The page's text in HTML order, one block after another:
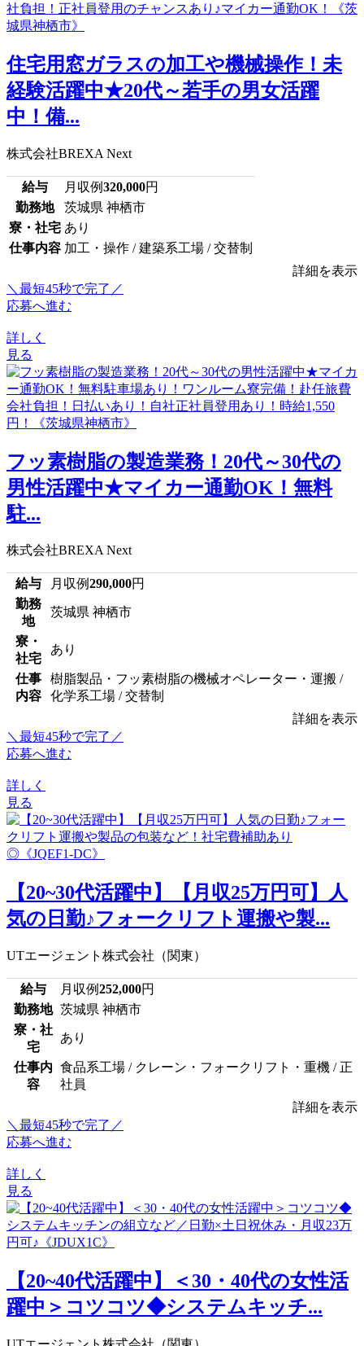
住宅用窓ガラスの加工や機械操作！未
経験活躍中★20代～若手の男女活躍
中！備...
株式会社BREXA Next
給与 月収例320,000円
勤務地
茨城県 神栖市
寮・社宅 あり
仕事内容 加工・操作 / 建築系工場 / 交替制
詳細を表示
＼最短45秒で完了／
応募へ進む
詳しく
見る
フッ素樹脂の製造業務！20代～30代の
男性活躍中★マイカー通勤OK！無料
駐...
株式会社BREXA Next
給与 月収例290,000円
勤務
地
茨城県 神栖市
寮・
社宅
あり
仕事
内容
樹脂製品・フッ素樹脂の機械オペレーター・運搬 /
化学系工場 / 交替制
詳細を表示
＼最短45秒で完了／
応募へ進む
詳しく
見る
【20~30代活躍中】【月収25万円可】人
気の日勤♪フォークリフト運搬や製...
UTエージェント株式会社（関東）
給与 月収例252,000円
勤務地 茨城県 神栖市
寮・社
宅
あり
仕事内
容
食品系工場 / クレーン・フォークリフト・重機 / 正
社員
詳細を表示
＼最短45秒で完了／
応募へ進む
詳しく
見る
【20~40代活躍中】＜30・40代の女性活
躍中＞コツコツ◆システムキッチ...